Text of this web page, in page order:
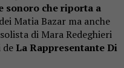
sonoro che riporta a
Matia Bazar ma anche
di Mara Redeghieri
La Rappresentante Di